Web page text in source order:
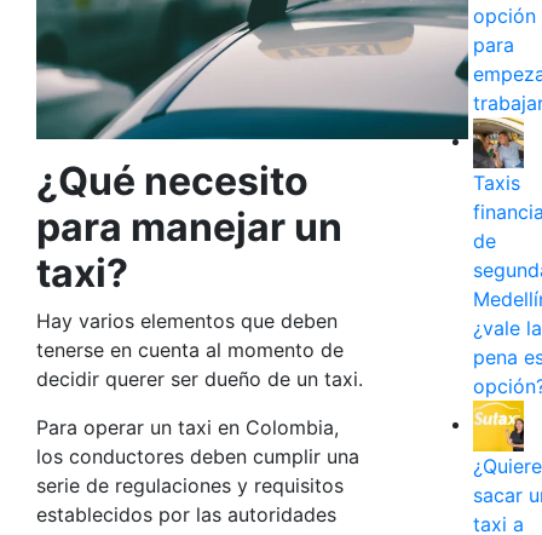
¿Qué necesito
para manejar un
taxi?
Hay varios elementos que deben
tenerse en cuenta al momento de
decidir querer ser dueño de un taxi.
Para operar un taxi en Colombia,
los conductores deben cumplir una
serie de regulaciones y requisitos
establecidos por las autoridades
opción
para
Taxis
de
¿vale la
pena
sacar
taxi a